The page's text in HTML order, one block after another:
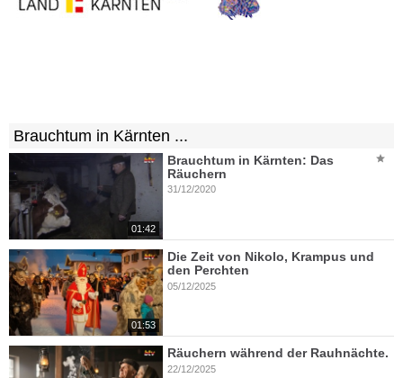
Brauchtum in Kärnten ...
01:42
Brauchtum in Kärnten: Das
Räuchern
31/12/2020
01:53
Die Zeit von Nikolo, Krampus und
den Perchten
05/12/2025
Räuchern während der Rauhnächte.
22/12/2025